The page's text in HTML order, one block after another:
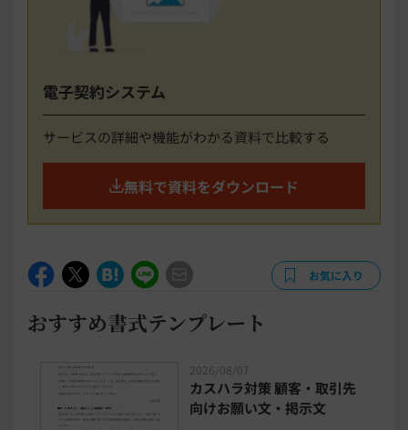
電子契約システム
サービスの詳細や機能がわかる資料で比較する
無料で資料をダウンロード
お気に入り
おすすめ書式テンプレート
2026/08/07
カスハラ対策 顧客・取引先
向けお願い文・掲示文